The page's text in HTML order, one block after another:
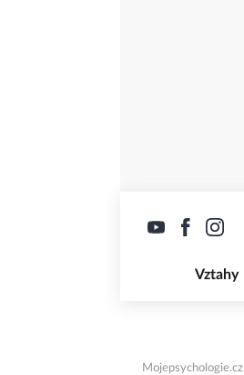
Vztahy
Mojepsychologie.cz